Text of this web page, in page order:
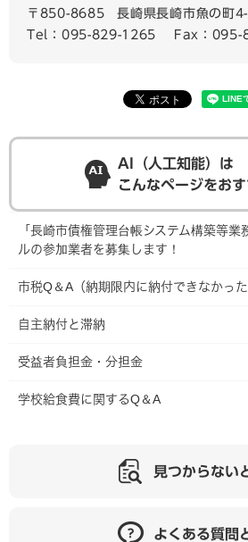
〒850-8685
長崎県長崎市魚の町
Tel：095-829-1265
Fax：095-
AI（人工知能）は
こんなページをお
「長崎市債権管理台帳システム構築等
ルの参加業者を募集します！
市税Q＆A（納期限内に納付できなかった
自主納付と滞納
受益者負担金・分担金
学校給食費に関するQ＆A
見つからない
よくある質問